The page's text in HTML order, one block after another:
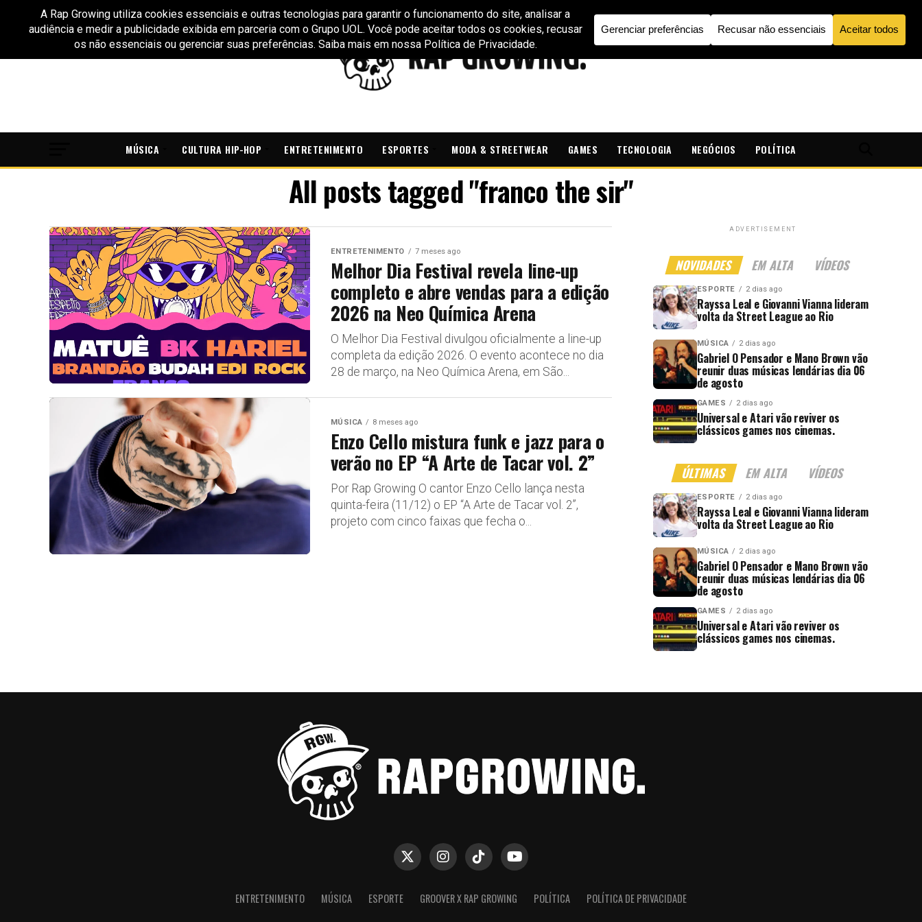
MÚSICA CULTURA HIP-HOP ENTRETENIMENTO ESPORTES MODA & STREETWEAR GAMES TECNOLOGIA NEGÓCIOS POLÍTICA
All posts tagged "franco the sir"
ENTRETENIMENTO 7 meses ago
Melhor Dia Festival revela line-up
completo e abre vendas para a edição
2026 na Neo Química Arena
O Melhor Dia Festival divulgou oficialmente a line-up
completa da edição 2026. O evento acontece no dia
28 de março, na Neo Química Arena, em São...
MÚSICA 8 meses ago
Enzo Cello mistura funk e jazz para o
verão no EP “A Arte de Tacar vol. 2”
Por Rap Growing O cantor Enzo Cello lança nesta
quinta-feira (11/12) o EP “A Arte de Tacar vol. 2”,
projeto com cinco faixas que fecha o...
ADVERTISEMENT
NOVIDADES EM ALTA VÍDEOS
ESPORTE 2 dias ago
Rayssa Leal e Giovanni Vianna lideram
volta da Street League ao Rio
MÚSICA 2 dias ago
Gabriel O Pensador e Mano Brown vão
reunir duas músicas lendárias dia 06
de agosto
GAMES 2 dias ago
Universal e Atari vão reviver os
clássicos games nos cinemas.
ÚLTIMAS EM ALTA VÍDEOS
ESPORTE 2 dias ago
Rayssa Leal e Giovanni Vianna lideram
volta da Street League ao Rio
MÚSICA 2 dias ago
Gabriel O Pensador e Mano Brown vão
reunir duas músicas lendárias dia 06
de agosto
GAMES 2 dias ago
Universal e Atari vão reviver os
clássicos games nos cinemas.
ENTRETENIMENTO MÚSICA ESPORTE GROOVER X RAP GROWING POLÍTICA POLÍTICA DE PRIVACIDADE